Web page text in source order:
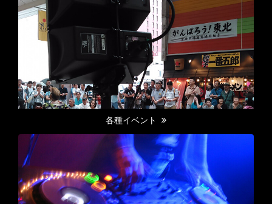
各種イベント